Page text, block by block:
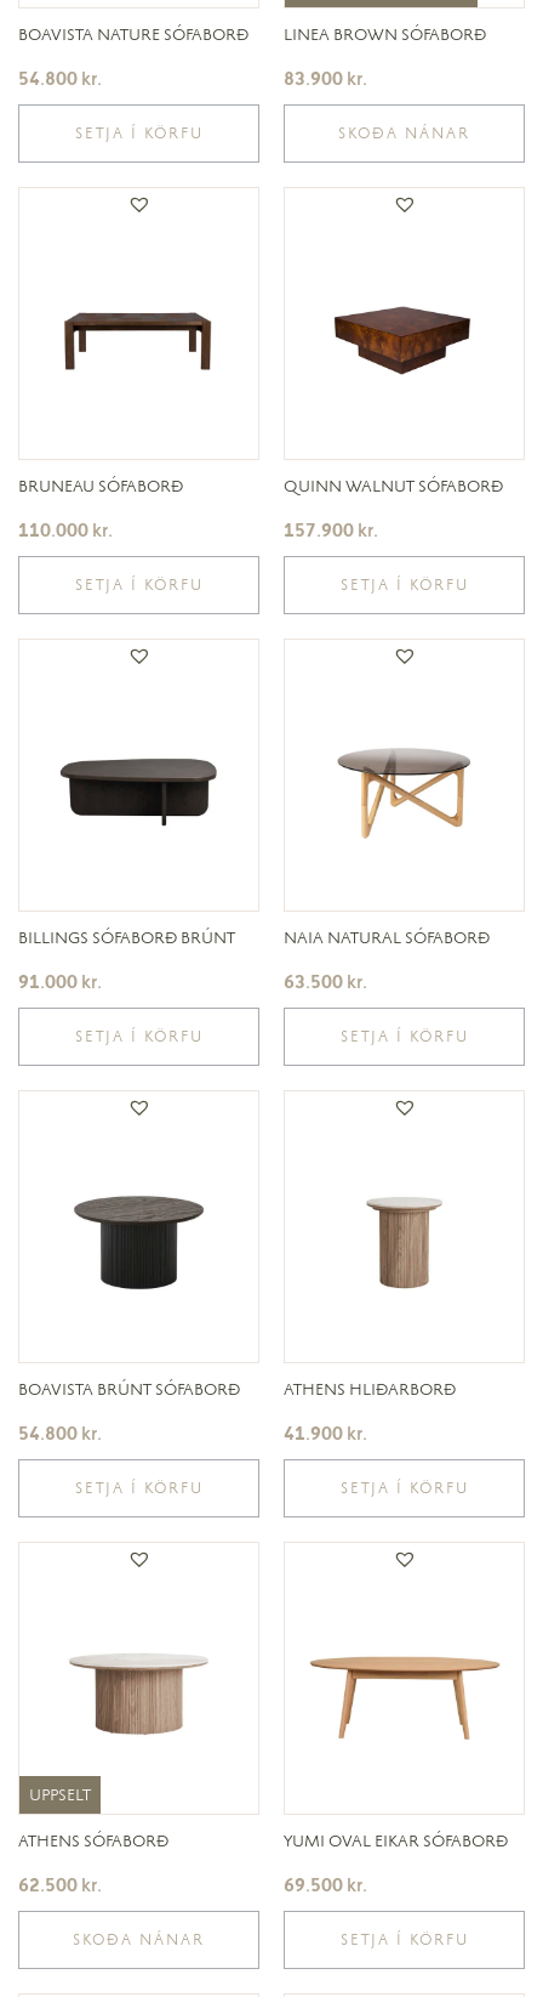
BOAVISTA NATURE SÓFABORÐ
54.800 kr.
SETJA Í KÖRFU
LINEA BROWN SÓFABORÐ
83.900 kr.
SKOÐA NÁNAR
BRUNEAU SÓFABORÐ
110.000 kr.
SETJA Í KÖRFU
QUINN WALNUT SÓFABORÐ
157.900 kr.
SETJA Í KÖRFU
BILLINGS SÓFABORÐ BRÚNT
91.000 kr.
SETJA Í KÖRFU
NAIA NATURAL SÓFABORÐ
63.500 kr.
SETJA Í KÖRFU
BOAVISTA BRÚNT SÓFABORÐ
54.800 kr.
SETJA Í KÖRFU
ATHENS HLIÐARBORÐ
41.900 kr.
SETJA Í KÖRFU
UPPSELT
UPPSELT
ATHENS SÓFABORÐ
62.500 kr.
SKOÐA NÁNAR
YUMI OVAL EIKAR SÓFABORÐ
69.500 kr.
SETJA Í KÖRFU